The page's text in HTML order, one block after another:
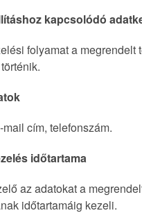
kapcsolódó
folyamat a megrendelt
mail cím, telefonszám.
időtartama
az adatokat a
időtartamáig kezeli.